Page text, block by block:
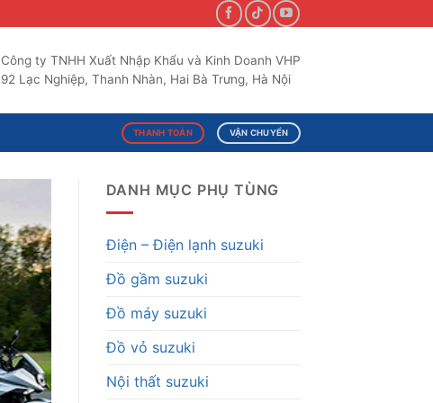
Công ty TNHH Xuất Nhập Khẩu và Kinh Doanh VHP
92 Lạc Nghiệp, Thanh Nhàn, Hai Bà Trưng, Hà Nội
THANH TOÁN VẬN CHUYỂN
DANH MỤC PHỤ TÙNG
Điện – Điện lạnh suzuki
Đồ gầm suzuki
Đồ máy suzuki
Đồ vỏ suzuki
Nội thất suzuki